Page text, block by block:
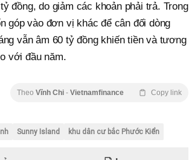
đồng, do giảm các khoản phải trả. Trong
góp vào đơn vị khác để cân đối dòng
vẫn âm 60 tỷ đồng khiến tiền và tương
với đầu năm.
Theo Vĩnh Chi - Vietnamfinance Copy link
Sunny Island khu dân cư bắc Phước Kiển